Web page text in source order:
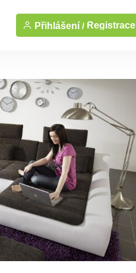
Přihlášení / Registrace